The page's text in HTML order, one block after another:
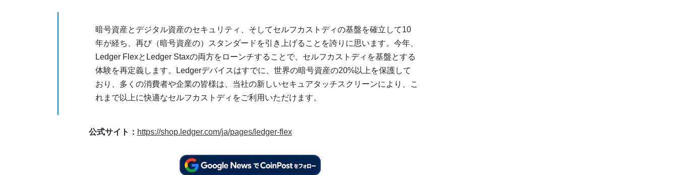
暗号資産とデジタル資産のセキュリティ、そしてセルフカストディの基盤を確立して10
年が経ち、再び（暗号資産の）スタンダードを引き上げることを誇りに思います。今年、
Ledger FlexとLedger Staxの両方をローンチすることで、セルフカストディを基盤とする
体験を再定義します。Ledgerデバイスはすでに、世界の暗号資産の20%以上を保護して
おり、多くの消費者や企業の皆様は、当社の新しいセキュアタッチスクリーンにより、こ
れまで以上に快適なセルフカストディをご利用いただけます。
公式サイト： https://shop.ledger.com/ja/pages/ledger-flex